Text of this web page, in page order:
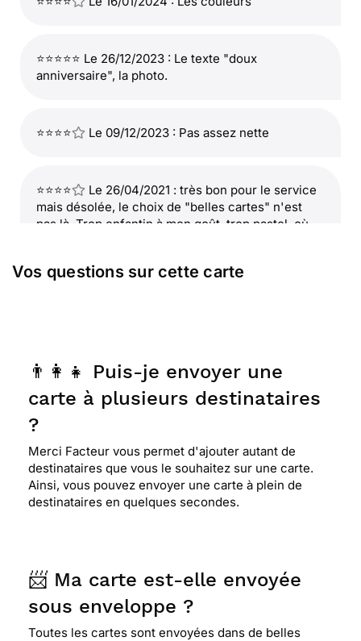
⭐⭐⭐⭐⭐ Le 26/12/2023 : Le texte "doux
anniversaire", la photo.
⭐⭐⭐⭐ Le 09/12/2023 : Pas assez nette
⭐⭐⭐⭐
Le 26/04/2021 : très bon pour le service
mais désolée, le choix de "belles cartes" n'est
pas là. Trop enfantin à mon goût, trop pastel, où
et jolie pour de tendre pensées
⭐⭐⭐⭐⭐ Le 26/08/2020 : Superbe
⭐⭐⭐⭐⭐ Le 05/03/2020 : Envoi du courrier à la
bonne date . Carte bien appréciée par la personne
Le 08/10/2019 : Elle est jolie.elle convient
bien à ce que je voulais exprimer
Vos questions sur cette carte
👨‍👩‍👧 Puis-je envoyer une
carte à plusieurs destinataires
?
Merci Facteur vous permet d'ajouter autant de
destinataires que vous le souhaitez sur une carte.
Ainsi, vous pouvez envoyer une carte à plein de
destinataires en quelques secondes.
📨 Ma carte est-elle envoyée
sous enveloppe ?
Toutes les cartes sont envoyées dans de belles